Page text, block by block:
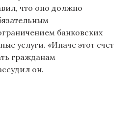
что оно должно
банковских
услуги. «Иначе этот счет
гражданам
он.